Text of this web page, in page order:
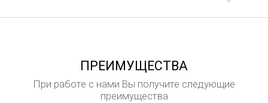
ПРЕИМУЩЕСТВА
При работе с нами Вы получите следующие
преимущества